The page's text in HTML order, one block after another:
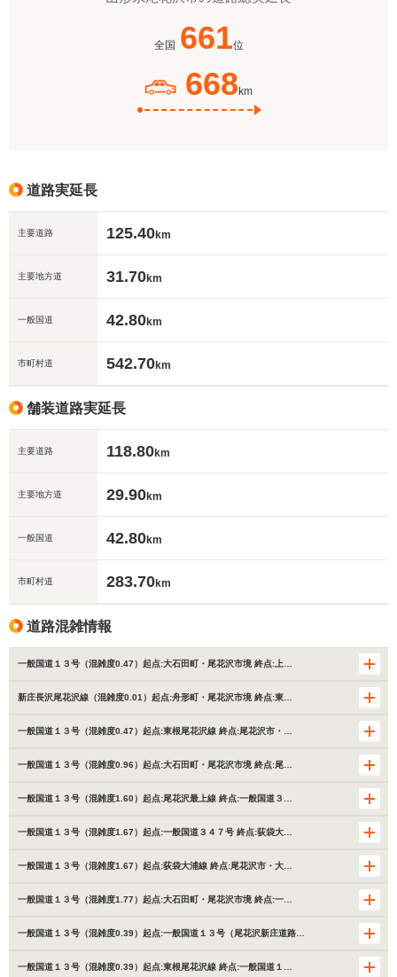
全国 661位
668 km
道路実延長
主要道路 125.40km
主要地方道 31.70km
一般国道 42.80km
市町村道 542.70km
舗装道路実延長
主要道路 118.80km
主要地方道 29.90km
一般国道 42.80km
市町村道 283.70km
道路混雑情報
一般国道１３号（混雑度0.47）起点:大石田町・尾花沢市境 終点:上…
新庄長沢尾花沢線（混雑度0.01）起点:舟形町・尾花沢市境 終点:東…
一般国道１３号（混雑度0.47）起点:東根尾花沢線 終点:尾花沢市・…
一般国道１３号（混雑度0.96）起点:大石田町・尾花沢市境 終点:尾…
一般国道１３号（混雑度1.60）起点:尾花沢最上線 終点:一般国道３…
一般国道１３号（混雑度1.67）起点:一般国道３４７号 終点:荻袋大…
一般国道１３号（混雑度1.67）起点:荻袋大浦線 終点:尾花沢市・大…
一般国道１３号（混雑度1.77）起点:大石田町・尾花沢市境 終点:一…
一般国道１３号（混雑度0.39）起点:一般国道１３号（尾花沢新庄道路…
一般国道１３号（混雑度0.39）起点:東根尾花沢線 終点:一般国道１…